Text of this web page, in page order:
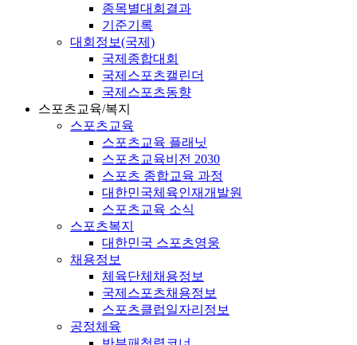
종목별대회결과
기준기록
대회정보(국제)
국제종합대회
국제스포츠캘린더
국제스포츠동향
스포츠교육/복지
스포츠교육
스포츠교육 플래닛
스포츠교육비전 2030
스포츠 종합교육 과정
대한민국체육인재개발원
스포츠교육 소식
스포츠복지
대한민국 스포츠영웅
채용정보
체육단체채용정보
국제스포츠채용정보
스포츠클럽일자리정보
공정체육